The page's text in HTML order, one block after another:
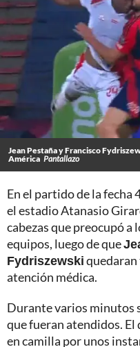
Jean Pestaña y Francisco
América Pantallazo
En el partido de la fecha
el estadio Atanasio
cabezas que preocupó a
equipos, luego de que
Fydriszewski
atención médica.
Durante varios minutos
que fueran atendidos.
en camilla por unos